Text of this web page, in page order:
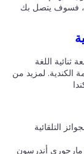
يتصل بك
اللغة
لمزيد من
$3000 جائزة مارجوري أندرسون